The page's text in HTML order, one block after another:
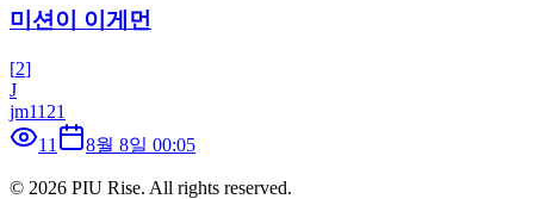
미션이 이게먼
[2]
J
jm1121
11
8월 8일 00:05
© 2026 PIU Rise. All rights reserved.